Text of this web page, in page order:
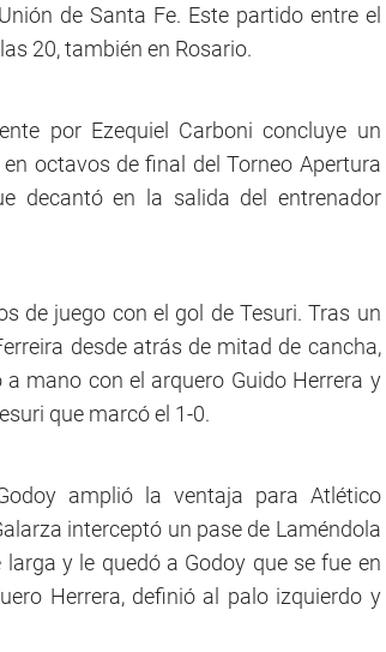
de Santa Fe. Este partido entre el
20, también en Rosario.
por Ezequiel Carboni concluye un
octavos de final del Torneo Apertura
decantó en la salida del entrenador
de juego con el gol de Tesuri. Tras un
desde atrás de mitad de cancha,
mano con el arquero Guido Herrera y
que marcó el 1-0.
amplió la ventaja para Atlético
interceptó un pase de Laméndola
y le quedó a Godoy que se fue en
Herrera, definió al palo izquierdo y